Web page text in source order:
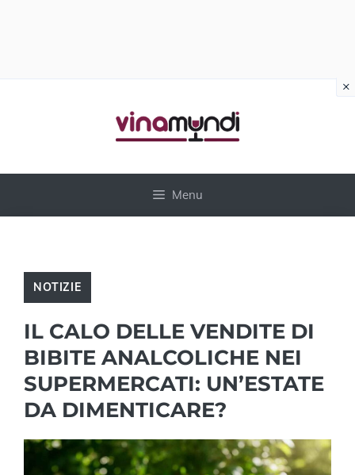
Menu
NOTIZIE
IL CALO DELLE VENDITE DI
BIBITE ANALCOLICHE NEI
SUPERMERCATI: UN’ESTATE
DA DIMENTICARE?
×